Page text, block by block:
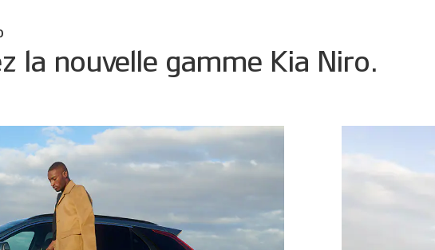
la nouvelle gamme Kia Niro.